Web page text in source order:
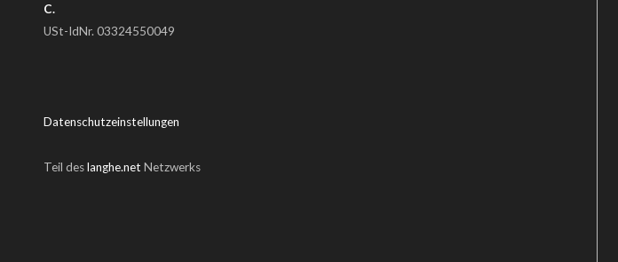
C.
USt-IdNr. 03324550049
Datenschutzeinstellungen
Teil deslanghe.net Netzwerks